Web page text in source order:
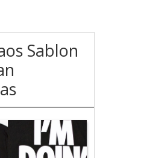
Sablon